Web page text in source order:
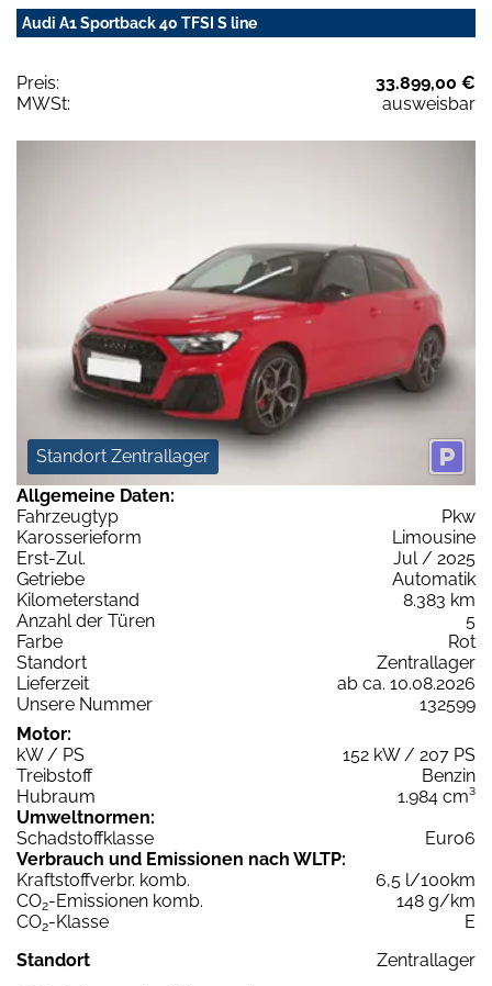
Audi A1 Sportback 40 TFSI S line
Preis:
33.899,00 €
MWSt:
ausweisbar
Standort Zentrallager
Allgemeine Daten:
Fahrzeugtyp
Pkw
Karosserieform
Limousine
Erst-Zul.
Jul / 2025
Getriebe
Automatik
Kilometerstand
8.383 km
Anzahl der Türen
5
Farbe
Rot
Standort
Zentrallager
Lieferzeit
ab ca. 10.08.2026
Unsere Nummer
132599
Motor:
kW / PS
152 kW / 207 PS
Treibstoff
Benzin
Hubraum
1.984 cm³
Umweltnormen:
Schadstoffklasse
Euro6
Verbrauch und Emissionen nach WLTP:
Kraftstoffverbr. komb.
6,5 l/100km
CO2-Emissionen komb.
148 g/km
CO2-Klasse
E
Standort
Zentrallager